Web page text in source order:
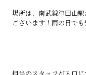
場所は、南武線津田山
ございます！雨の日でも